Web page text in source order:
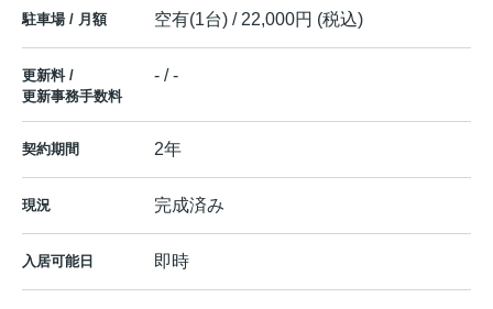
駐車場 / 月額 空有(1台) / 22,000円 (税込)
更新料 /
更新事務手数料
- / -
契約期間 2年
現況 完成済み
入居可能日 即時